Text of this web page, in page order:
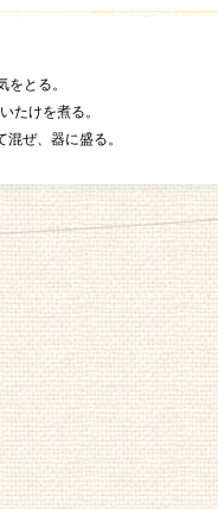
とる。
たけを煮る。
ぜ、器に盛る。